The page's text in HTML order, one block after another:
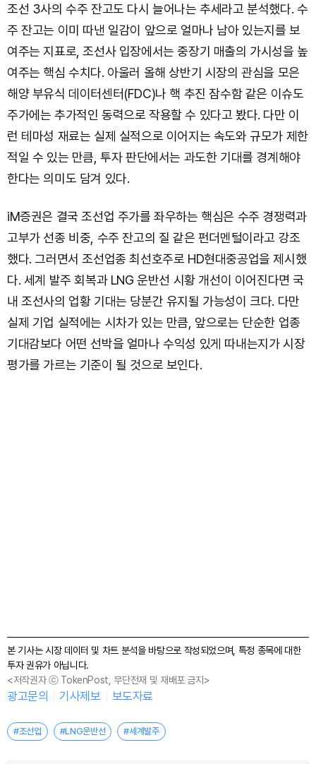
조선 3사의 수주 잔고도 다시 늘어나는 추세라고 분석했다. 수
주 잔고는 이미 따낸 일감이 앞으로 얼마나 남아 있는지를 보
여주는 지표로, 조선사 입장에서는 중장기 매출의 가시성을 높
여주는 핵심 수치다. 아울러 올해 상반기 시장의 관심을 모은
해양 부유식 데이터센터(FDC)나 핵 추진 잠수함 같은 이슈도
주가에는 추가적인 동력으로 작용할 수 있다고 봤다. 다만 이
런 테마성 재료는 실제 실적으로 이어지는 속도와 규모가 제한
적일 수 있는 만큼, 투자 판단에서는 과도한 기대를 경계해야
한다는 의미도 담겨 있다.
iM증권은 결국 조선업 주가를 좌우하는 핵심은 수주 경쟁력과
고부가 선종 비중, 수주 잔고의 질 같은 펀더멘털이라고 강조
했다. 그러면서 조선업종 최선호주로 HD현대중공업을 제시했
다. 세계 발주 회복과 LNG 운반선 시황 개선이 이어진다면 국
내 조선사의 업황 기대는 당분간 유지될 가능성이 크다. 다만
실제 기업 실적에는 시차가 있는 만큼, 앞으로는 단순한 업종
기대감보다 어떤 선박을 얼마나 수익성 있게 따내는지가 시장
평가를 가르는 기준이 될 것으로 보인다.
본 기사는 시장 데이터 및 차트 분석을 바탕으로 작성되었으며, 특정 종목에 대한
투자 권유가 아닙니다.
<저작권자 ⓒ TokenPost, 무단전재 및 재배포 금지>
광고문의 기사제보 보도자료
#조선업 #LNG운반선 #세계발주